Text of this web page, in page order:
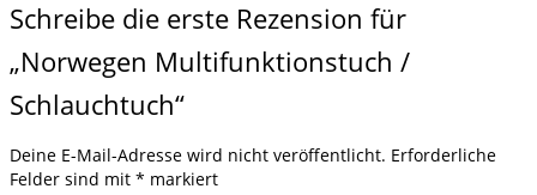
Schreibe die erste Rezension für
„Norwegen Multifunktionstuch /
Schlauchtuch“
Deine E-Mail-Adresse wird nicht veröffentlicht. Erforderliche
Felder sind mit * markiert